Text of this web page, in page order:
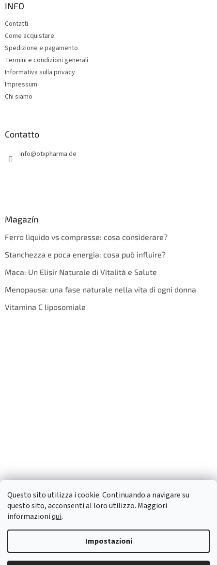
Questo sito utilizza i cookie. Continuando a navigare su
questo sito, acconsenti al loro utilizzo. Maggiori
informazioniqui.
Impostazioni
p
n
INFO
Contatti
Come acquistare
Spedizione e pagamento
Termini e condizioni generali
Informativa sulla privacy
Impressum
Chi siamo
Contatto
info@otxpharma.de
Magazín
Ferro liquido vs compresse: cosa considerare?
Stanchezza e poca energia: cosa può influire?
Maca: Un Elisir Naturale di Vitalità e Salute
Menopausa: una fase naturale nella vita di ogni donna
Vitamina C liposomiale
Creato da Shoptet